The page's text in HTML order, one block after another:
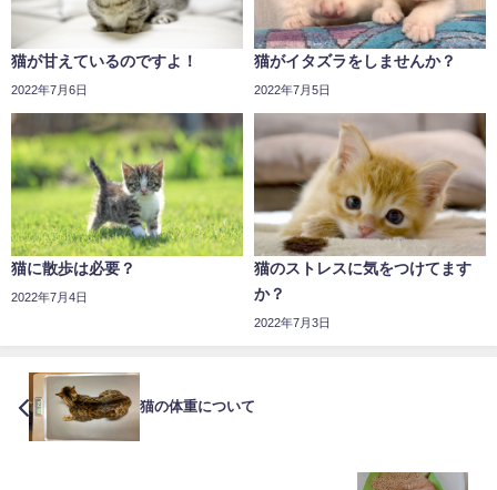
猫が甘えているのですよ！
2022年7月6日
猫がイタズラをしませんか？
2022年7月5日
猫に散歩は必要？
2022年7月4日
猫のストレスに気をつけてます
か？
2022年7月3日
猫の体重について